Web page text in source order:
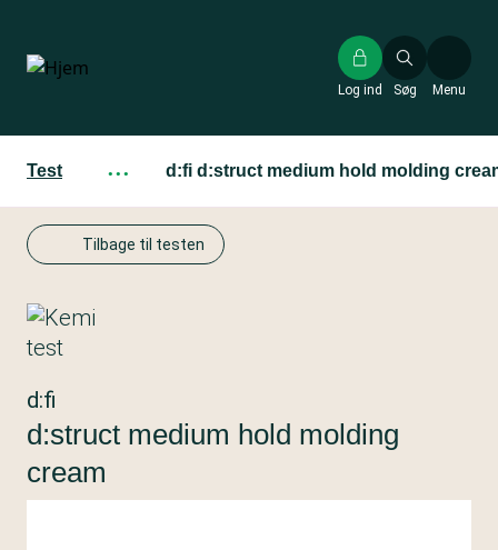
hovedindhold
Søg
Log ind Menu
Test ··· d:fi d:struct medium hold molding
Tilbage til testen
d:fi
d:struct medium hold molding
cream